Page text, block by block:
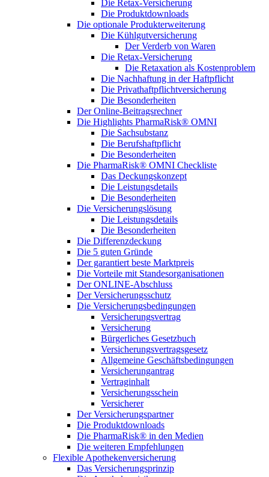
Die Retax-Versicherung
Die Produktdownloads
Die optionale Produkterweiterung
Die Kühlgutversicherung
Der Verderb von Waren
Die Retax-Versicherung
Die Retaxation als Kostenproblem
Die Nachhaftung in der Haftpflicht
Die Privathaftpflichtversicherung
Die Besonderheiten
Der Online-Beitragsrechner
Die Highlights PharmaRisk® OMNI
Die Sachsubstanz
Die Berufshaftpflicht
Die Besonderheiten
Die PharmaRisk® OMNI Checkliste
Das Deckungskonzept
Die Leistungsdetails
Die Besonderheiten
Die Versicherungslösung
Die Leistungsdetails
Die Besonderheiten
Die Differenzdeckung
Die 5 guten Gründe
Der garantiert beste Marktpreis
Die Vorteile mit Standesorganisationen
Der ONLINE-Abschluss
Der Versicherungsschutz
Die Versicherungsbedingungen
Versicherungsvertrag
Versicherung
Bürgerliches Gesetzbuch
Versicherungsvertragsgesetz
Allgemeine Geschäftsbedingungen
Versicherungantrag
Vertraginhalt
Versicherungsschein
Versicherer
Der Versicherungspartner
Die Produktdownloads
Die PharmaRisk® in den Medien
Die weiteren Empfehlungen
Flexible Apothekenversicherung
Das Versicherungsprinzip